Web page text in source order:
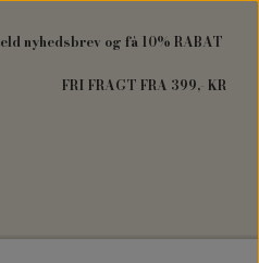
nyhedsbrev og få 10% RABAT
FRI FRAGT FRA 399,- KR